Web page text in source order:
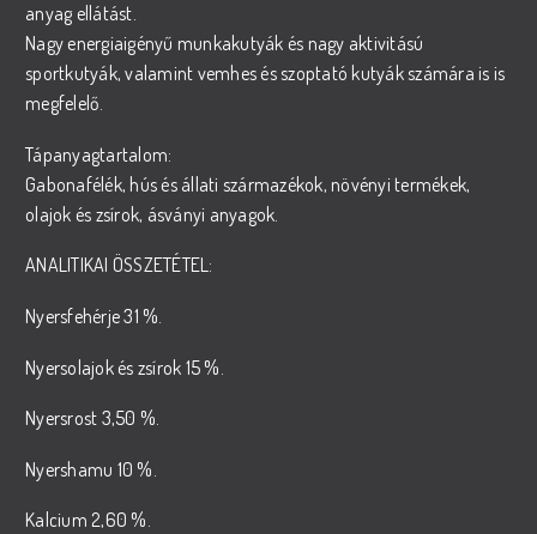
anyag ellátást.
Nagy energiaigényű munkakutyák és nagy aktivitású
sportkutyák, valamint vemhes és szoptató kutyák számára is is
megfelelő.
Tápanyagtartalom:
Gabonafélék, hús és állati származékok, növényi termékek,
olajok és zsírok, ásványi anyagok.
ANALITIKAI ÖSSZETÉTEL:
Nyersfehérje 31 %.
Nyersolajok és zsírok 15 %.
Nyersrost 3,50 %.
Nyershamu 10 %.
Kalcium 2,60 %.